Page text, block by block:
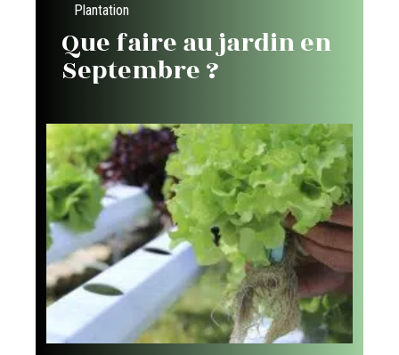
Plantation
Que faire au jardin en
Septembre ?